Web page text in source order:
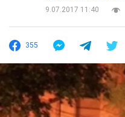
9.07.2017 11:40
355